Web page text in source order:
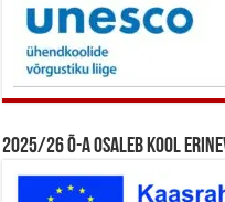
2025/26 õ-a osaleb kool